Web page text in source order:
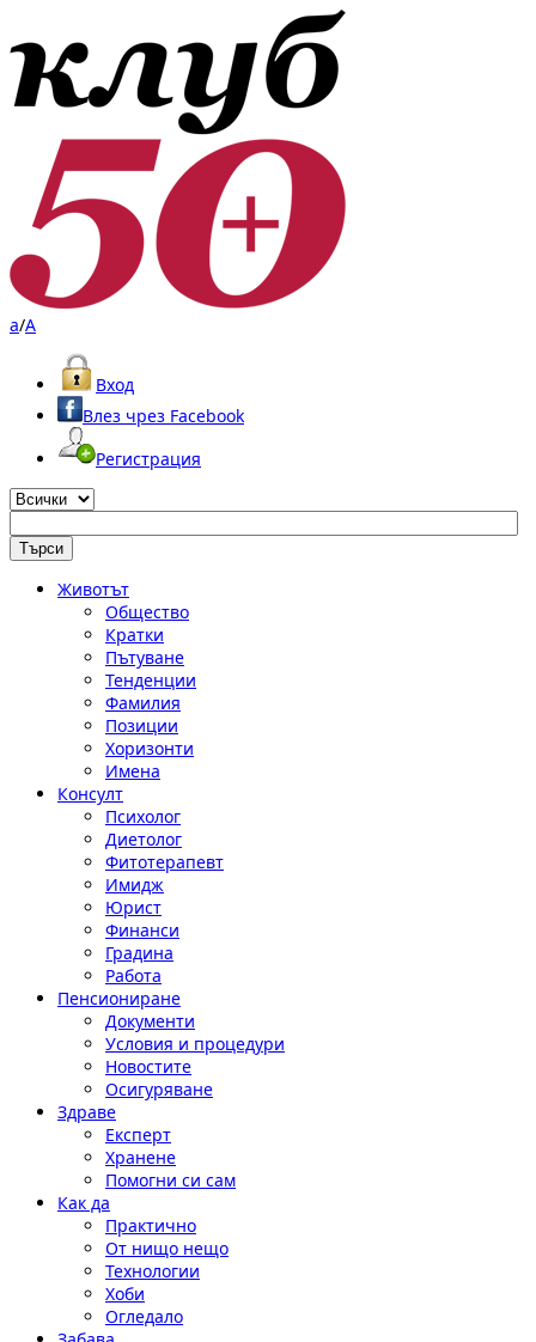
a/A
Вход
Влез чрез Facebook
Регистрация
Животът
Общество
Кратки
Пътуване
Тенденции
Фамилия
Позиции
Хоризонти
Имена
Консулт
Психолог
Диетолог
Фитотерапевт
Имидж
Юрист
Финанси
Градина
Работа
Пенсиониране
Документи
Условия и процедури
Новостите
Осигуряване
Здраве
Експерт
Хранене
Помогни си сам
Как да
Практично
От нищо нещо
Технологии
Хоби
Огледало